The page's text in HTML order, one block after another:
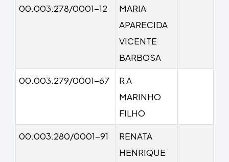
00.003.278/0001-12
MARIA
APARECIDA
VICENTE
BARBOSA
00.003.279/0001-67
R A
MARINHO
FILHO
00.003.280/0001-91
RENATA
HENRIQUE